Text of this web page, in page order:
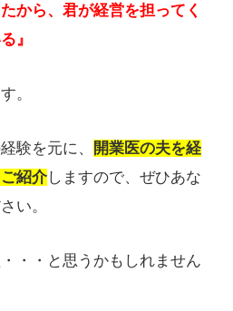
から、君が経営を担ってく
』
。
験を元に、
開業医の夫を経
紹介しますので、ぜひあな
い。
・・と思うかもしれません